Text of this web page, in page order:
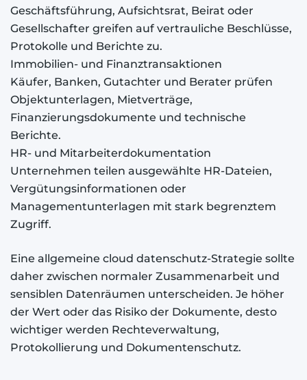
Geschäftsführung, Aufsichtsrat, Beirat oder
Gesellschafter greifen auf vertrauliche Beschlüsse,
Protokolle und Berichte zu.
Immobilien- und Finanztransaktionen
Käufer, Banken, Gutachter und Berater prüfen
Objektunterlagen, Mietverträge,
Finanzierungsdokumente und technische
Berichte.
HR- und Mitarbeiterdokumentation
Unternehmen teilen ausgewählte HR-Dateien,
Vergütungsinformationen oder
Managementunterlagen mit stark begrenztem
Zugriff.
Eine allgemeine cloud datenschutz-Strategie sollte
daher zwischen normaler Zusammenarbeit und
sensiblen Datenräumen unterscheiden. Je höher
der Wert oder das Risiko der Dokumente, desto
wichtiger werden Rechteverwaltung,
Protokollierung und Dokumentenschutz.